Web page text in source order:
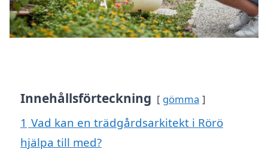
Innehållsförteckning gömma
1 Vad kan en trädgårdsarkitekt i Rörö
hjälpa till med?